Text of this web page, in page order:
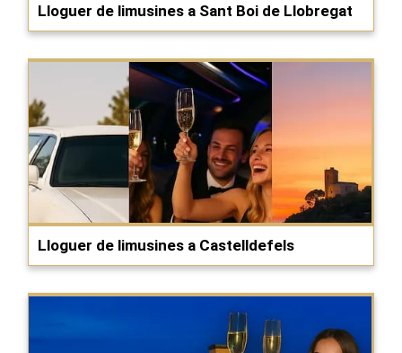
Lloguer de limusines a Sant Boi de Llobregat
Lloguer de limusines a Castelldefels